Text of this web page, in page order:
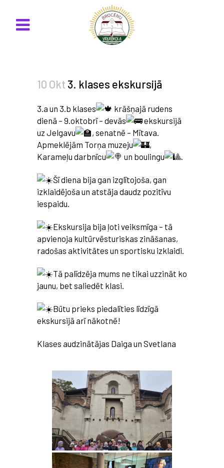
10 Okt 3. klases ekskursijā
3.a un 3.b klases
krāšņajā rudens
dienā – 9.oktobrī – devās
ekskursijā
uz Jelgavu
, senatnē – Mītava.
Apmeklējām Torņa muzeju
,
Karameļu darbnīcu
un boulingu .
Šī diena bija gan izglītojoša, gan
izklaidējoša un atstāja daudz pozitīvu
iespaidu.
Ekskursija bija ļoti veiksmīga – tā
apvienoja kultūrvēsturiskas zināšanas,
radošas aktivitātes un sportisku izklaidi.
Tā palīdzēja mums ne tikai uzzināt ko
jaunu, bet saliedēt klasi.
Būtu prieks piedalīties līdzīgā
ekskursijā arī nākotnē!
Klases audzinātājas Daiga un Svetlana